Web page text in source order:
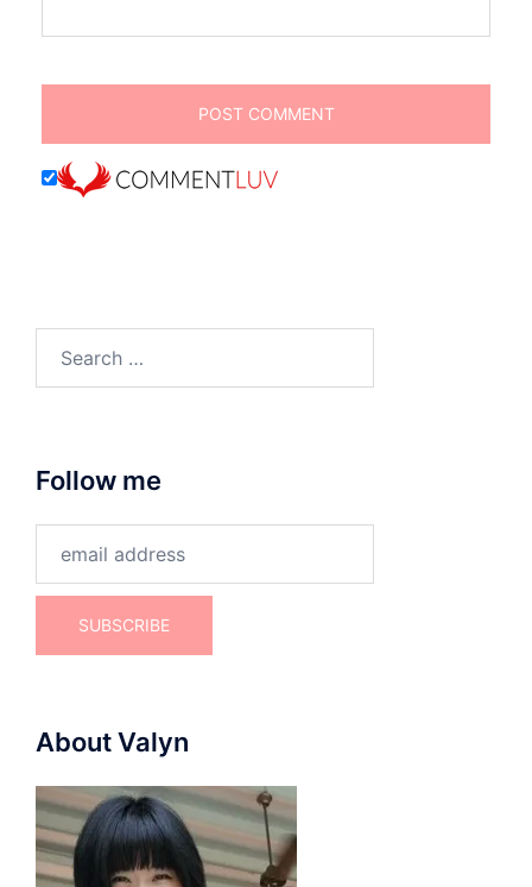
Follow me
About Valyn